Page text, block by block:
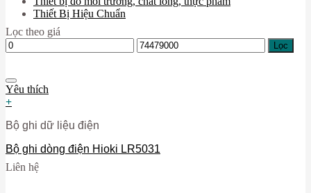
Thiết Bị Hiệu Chuẩn
Lọc theo giá
Giá
thấp
Giá
cao
Lọc
Yêu thích
+
Bộ ghi dữ liệu điện
Bộ ghi dòng điện Hioki LR5031
Liên hệ